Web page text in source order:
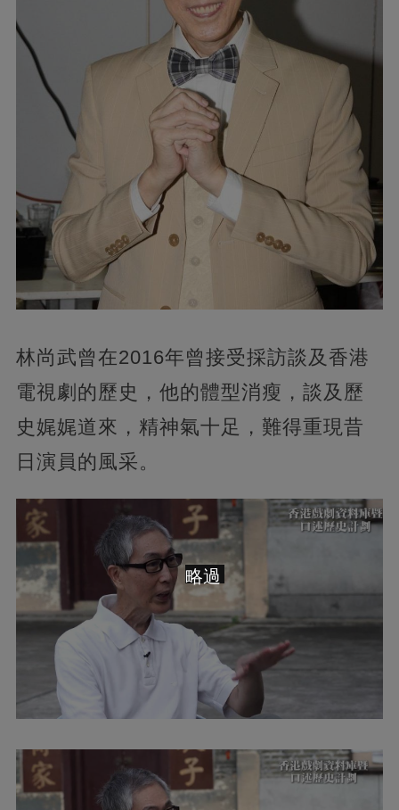
林尚武曾在2016年曾接受採訪談及香港
電視劇的歷史，他的體型消瘦，談及歷
史娓娓道來，精神氣十足，難得重現昔
日演員的風采。
略過